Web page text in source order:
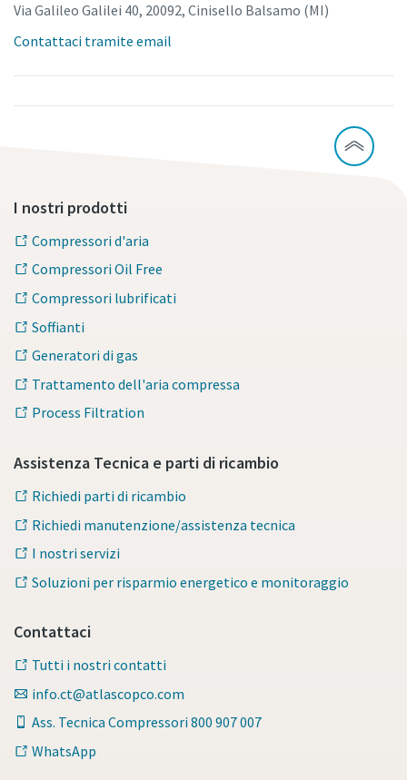
Tutto ciò che devi sapere sul tuo processo di
trasporto pneumatico
Scopri come creare un processo di trasporto pneumatico
Per saperne di più
Via Galileo Galilei 40, 20092, Cinisello Balsamo (MI)
Contattaci tramite email
I nostri prodotti
Compressori d'aria
Compressori Oil Free
Compressori lubrificati
Soffianti
Generatori di gas
Trattamento dell'aria compressa
Process Filtration
Assistenza Tecnica e parti di ricambio
Richiedi parti di ricambio
Richiedi manutenzione/assistenza tecnica
I nostri servizi
Soluzioni per risparmio energetico e monitoraggio
Contattaci
Tutti i nostri contatti
info.ct@atlascopco.com
Ass. Tecnica Compressori 800 907 007
WhatsApp